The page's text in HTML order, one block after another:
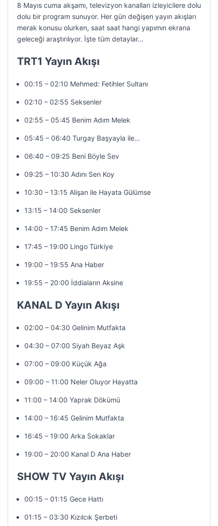
8 Mayıs cuma akşamı, televizyon kanalları izleyicilere dolu
dolu bir program sunuyor. Her gün değişen yayın akışları
merak konusu olurken, saat saat hangi yapımın ekrana
geleceği araştırılıyor. İşte tüm detaylar…
TRT1 Yayın Akışı
00:15 – 02:10 Mehmed: Fetihler Sultanı
02:10 – 02:55 Seksenler
02:55 – 05:45 Benim Adım Melek
05:45 – 06:40 Turgay Başyayla ile…
06:40 – 09:25 Beni Böyle Sev
09:25 – 10:30 Adını Sen Koy
10:30 – 13:15 Alişan ile Hayata Gülümse
13:15 – 14:00 Seksenler
14:00 – 17:45 Benim Adım Melek
17:45 – 19:00 Lingo Türkiye
19:00 – 19:55 Ana Haber
19:55 – 20:00 İddiaların Aksine
KANAL D Yayın Akışı
02:00 – 04:30 Gelinim Mutfakta
04:30 – 07:00 Siyah Beyaz Aşk
07:00 – 09:00 Küçük Ağa
09:00 – 11:00 Neler Oluyor Hayatta
11:00 – 14:00 Yaprak Dökümü
14:00 – 16:45 Gelinim Mutfakta
16:45 – 19:00 Arka Sokaklar
19:00 – 20:00 Kanal D Ana Haber
SHOW TV Yayın Akışı
00:15 – 01:15 Gece Hattı
01:15 – 03:30 Kızılcık Şerbeti